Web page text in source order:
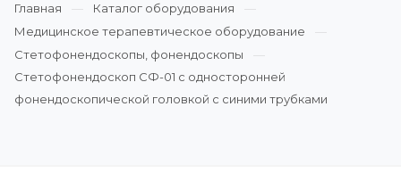
Главная
Каталог оборудования
Медицинское терапевтическое оборудование
Стетофонендоскопы, фонендоскопы
Стетофонендоскоп СФ-01 с односторонней
фонендоскопической головкой с синими трубками